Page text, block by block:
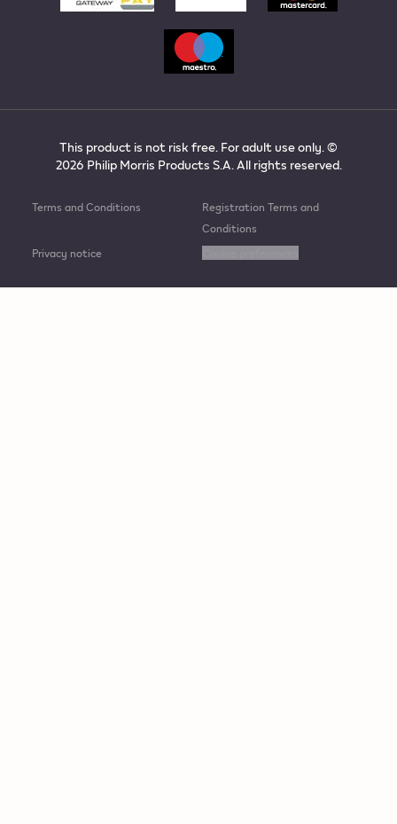
This product is not risk free. For adult use only. ©
2026 Philip Morris Products S.A. All rights reserved.
Terms and Conditions
Registration Terms and
Conditions
Privacy notice